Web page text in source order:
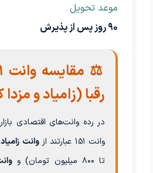
موعد تحویل
۹۰ روز پس از پذیرش
رقبا (زامیاد و مزدا
در رده وانت‌های اقتصادی
وانت ۱۵۱ عبارتند از
وانت زامیاد
تا ۸۰۰ میلیون تومان) و